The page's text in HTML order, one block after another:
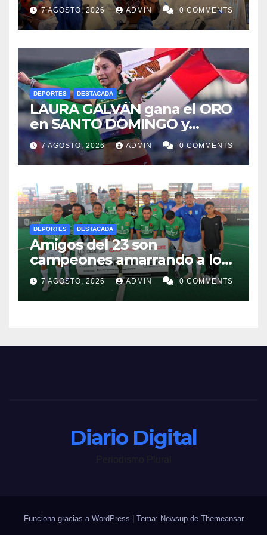
paciente de 72 años
7 AGOSTO, 2026 ADMIN 0 COMMENTS
DEPORTES DESTACADA
LAURA GALVÁN gana el ORO
en SANTO DOMINGO y
dedica Medalla a sus padres
fallecidos
7 AGOSTO, 2026 ADMIN 0 COMMENTS
DEPORTES DESTACADA
Amigos del 23 son
campeones amarrando a los
“Perros Bravos”
7 AGOSTO, 2026 ADMIN 0 COMMENTS
Diario Digital
Funciona gracias a WordPress Tema: Newsup de Themeansar